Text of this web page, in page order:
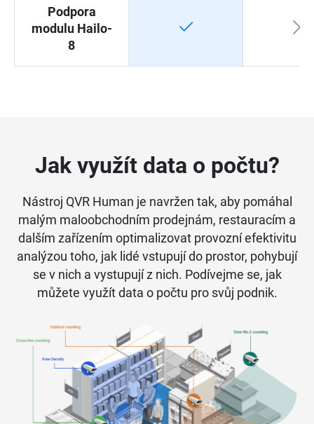
Podpora
modulu Hailo-
8
Jak využít data o počtu?
Nástroj QVR Human je navržen tak, aby pomáhal
malým maloobchodním prodejnám, restauracím a
dalším zařízením optimalizovat provozní efektivitu
analýzou toho, jak lidé vstupují do prostor, pohybují
se v nich a vystupují z nich. Podívejme se, jak
můžete využít data o počtu pro svůj podnik.